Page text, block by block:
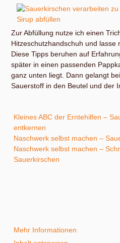
Zur Abfüllung nutze ich einen
Hitzeschutzhandschuh und lasse
Diese Tipps beruhen auf
später in einen passenden
ganz unten liegt. Dann gelangt
Sauerstoff in den Beutel und der
Kleines ABC der Erntehilfen –
entkernen
Naschwerk selbst machen –
Naschwerk selbst machen –
Sauerkirschen
Mehr Informationen